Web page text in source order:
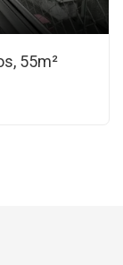
55m²